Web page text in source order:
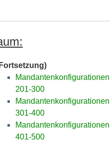
Mandantenkonfigurationen
201-300
Mandantenkonfigurationen
301-400
Mandantenkonfigurationen
401-500